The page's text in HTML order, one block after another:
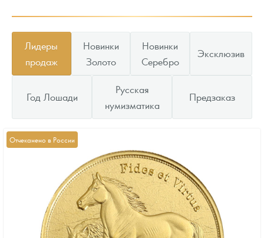
Лидеры
продаж
Новинки
Золото
Новинки
Серебро
Эксклюзив
Год Лошади
Русская
нумизматика
Предзаказ
Отчеканено в России